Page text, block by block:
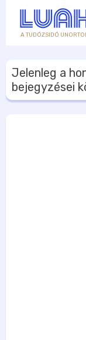
A TUDÓZSIDÓ
Jelenleg a
bejegyzései